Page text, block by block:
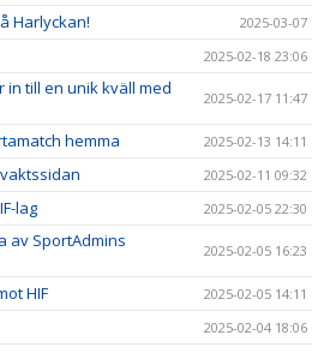
Harlyckan! 2025-03-07
2025-02-18 23:06
in till en unik kväll med
2025-02-17 11:47
hemma 2025-02-13 14:11
2025-02-11 09:32
lag 2025-02-05 22:30
av SportAdmins
2025-02-05 16:23
HIF 2025-02-05 14:11
2025-02-04 18:06